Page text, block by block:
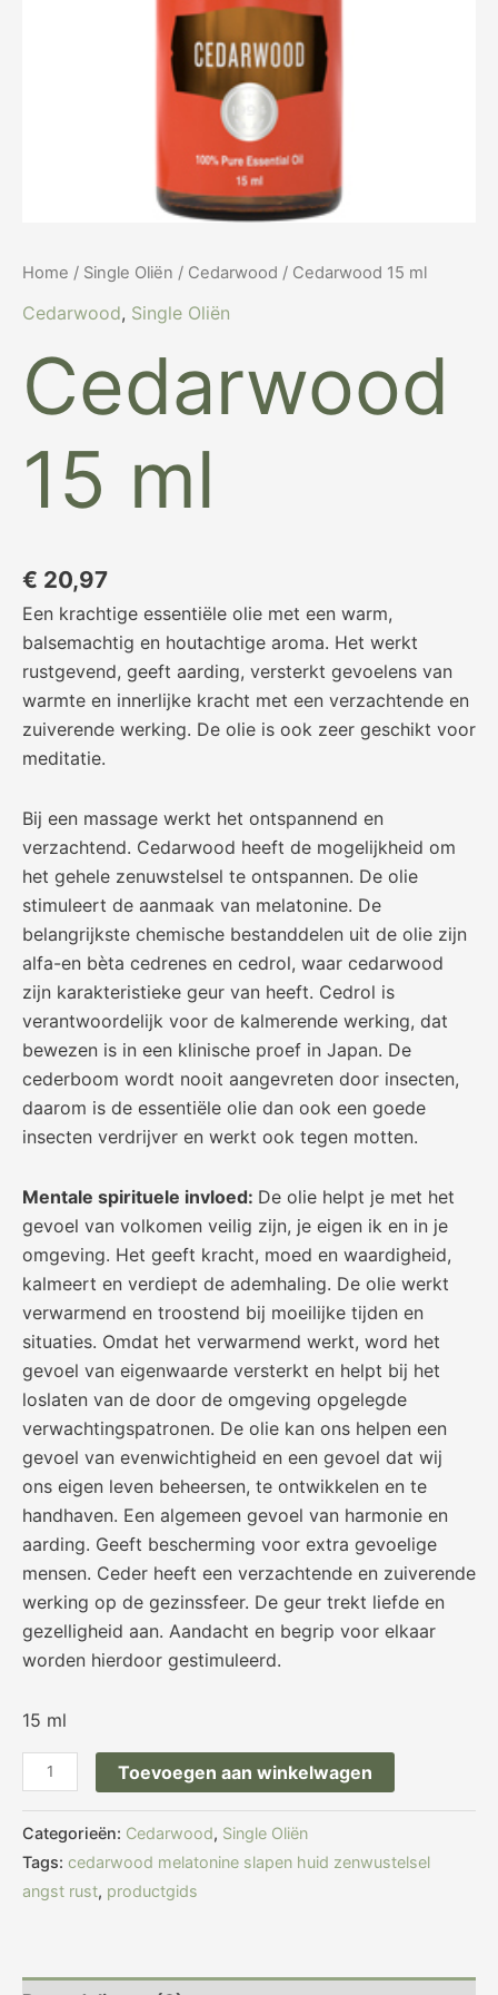
Home / Single Oliën / Cedarwood / Cedarwood 15 ml
Cedarwood, Single Oliën
Cedarwood
15 ml
€ 20,97
Een krachtige essentiële olie met een warm,
balsemachtig en houtachtige aroma. Het werkt
rustgevend, geeft aarding, versterkt gevoelens van
warmte en innerlijke kracht met een verzachtende en
zuiverende werking. De olie is ook zeer geschikt voor
meditatie.
Bij een massage werkt het ontspannend en
verzachtend. Cedarwood heeft de mogelijkheid om
het gehele zenuwstelsel te ontspannen. De olie
stimuleert de aanmaak van melatonine. De
belangrijkste chemische bestanddelen uit de olie zijn
alfa-en bèta cedrenes en cedrol, waar cedarwood
zijn karakteristieke geur van heeft. Cedrol is
verantwoordelijk voor de kalmerende werking, dat
bewezen is in een klinische proef in Japan. De
cederboom wordt nooit aangevreten door insecten,
daarom is de essentiële olie dan ook een goede
insecten verdrijver en werkt ook tegen motten.
Mentale spirituele invloed: De olie helpt je met het
gevoel van volkomen veilig zijn, je eigen ik en in je
omgeving. Het geeft kracht, moed en waardigheid,
kalmeert en verdiept de ademhaling. De olie werkt
verwarmend en troostend bij moeilijke tijden en
situaties. Omdat het verwarmend werkt, word het
gevoel van eigenwaarde versterkt en helpt bij het
loslaten van de door de omgeving opgelegde
verwachtingspatronen. De olie kan ons helpen een
gevoel van evenwichtigheid en een gevoel dat wij
ons eigen leven beheersen, te ontwikkelen en te
handhaven. Een algemeen gevoel van harmonie en
aarding. Geeft bescherming voor extra gevoelige
mensen. Ceder heeft een verzachtende en zuiverende
werking op de gezinssfeer. De geur trekt liefde en
gezelligheid aan. Aandacht en begrip voor elkaar
worden hierdoor gestimuleerd.
15 ml
Toevoegen aan winkelwagen
Categorieën: Cedarwood, Single Oliën
Tags: cedarwood melatonine slapen huid zenwustelsel
angst rust, productgids